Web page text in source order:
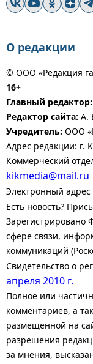
О редакции
© ООО «Редакция
16+
Главный редактор:
Редактор сайта: А.
Учредитель: ООО
Адрес редакции: г.
Коммерческий
kikmedia@mail.ru
Электронный адрес
Есть новость?
Зарегистрировано
сфере связи,
коммуникаций
Свидетельство о
апреля 2010 г.
Полное или
комментариев, а
размещенной на
разрешения
за мнения,